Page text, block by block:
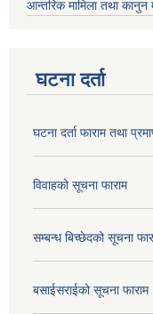
आन्तरिक मामिला तथा
घटना दर्ता
घटना दर्ता फाराम तथा
विवाहको सूचना फाराम
सम्बन्ध बिच्छेदको सूचना
बसाईसराईको सूचना फाराम